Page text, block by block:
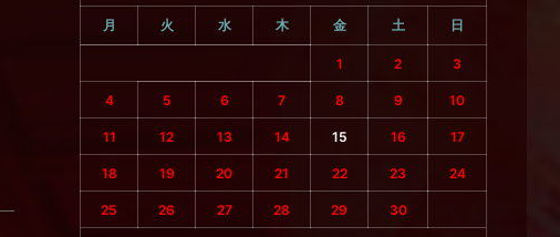
月 火 水 木 金 土 日
1 2 3
4 5 6 7 8 9 10
11 12 13 14 15 16 17
18 19 20 21 22 23 24
25 26 27 28 29 30